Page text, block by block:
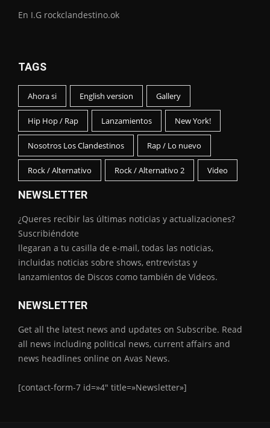
En I.G rockclandestino.ok
TAGS
Ahora si English version Gallery
Hip Hop / Rap Lanzamientos New York!
Nosotros Los Clandestinos Rap / Lo nuevo
Rock / Alternativo Rock / Alternativo 2 Video
NEWSLETTER
¿Queres recibir las últimas noticias y actualizaciones?
Suscribiéndote
llegaran a tu casilla de e-mail, todas las noticias,
incluidas noticias sobre shows, entrevistas y
lanzamientos de Discos como también de Videos.
NEWSLETTER
Get all the latest news and updates on Subscribe. Read
all news including political news, current affairs and
news headlines online on Avas News.
[contact-form-7 id=»4″ title=»Newsletter»]